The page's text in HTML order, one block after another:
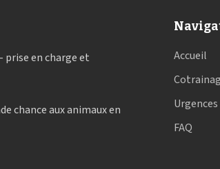
en charge et
chance aux animaux en
Accueil
Urgences
FAQ